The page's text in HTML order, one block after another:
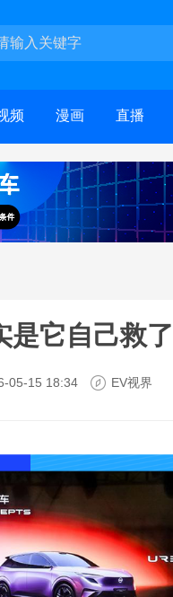
频 漫画 直播
是它自己救
05-15 18:34 EV视界